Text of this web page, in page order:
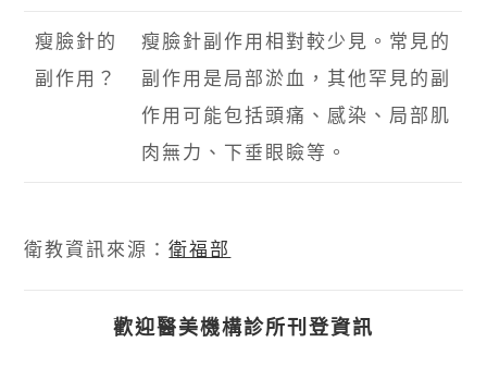
瘦臉針的
副作用？
瘦臉針副作用相對較少見。常見的
副作用是局部淤血，其他罕見的副
作用可能包括頭痛、感染、局部肌
肉無力、下垂眼瞼等。
衛教資訊來源：衛福部
歡迎醫美機構診所刊登資訊